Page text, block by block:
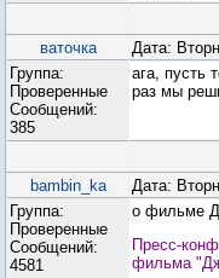
ваточка Дата:
Группа:
Проверенные
Сообщений:
385
ага, пусть
раз мы
bambin_ka Дата:
Группа:
Проверенные
Сообщений:
4581
о фильме
Пресс-
фильма